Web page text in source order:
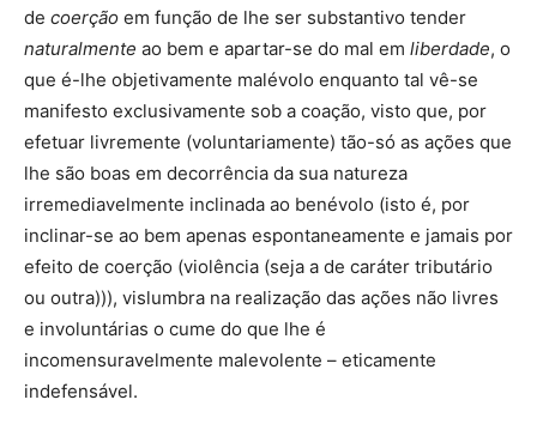
de coerção em função de lhe ser substantivo tender
naturalmente ao bem e apartar-se do mal em liberdade, o
que é-lhe objetivamente malévolo enquanto tal vê-se
manifesto exclusivamente sob a coação, visto que, por
efetuar livremente (voluntariamente) tão-só as ações que
lhe são boas em decorrência da sua natureza
irremediavelmente inclinada ao benévolo (isto é, por
inclinar-se ao bem apenas espontaneamente e jamais por
efeito de coerção (violência (seja a de caráter tributário
ou outra))), vislumbra na realização das ações não livres
e involuntárias o cume do que lhe é
incomensuravelmente malevolente – eticamente
indefensável.